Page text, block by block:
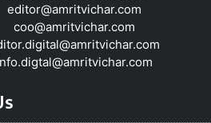
editor@amritvichar.com
coo@amritvichar.com